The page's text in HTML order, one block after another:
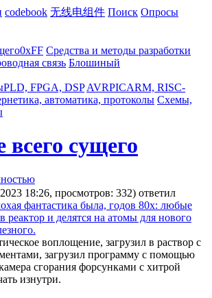
codebook 无线电组件 Поиск Опросы
0xFF Средства и методы разработки
связь Блошиный
PLD, FPGA, DSP AVRPICARM, RISC-
автоматика, протоколы Схемы,
сущего
18:26, просмотров: 332) ответил
фантастика была, годов 80х: любые
реактор и делятся на атомы для нового
воплощение, загрузил в раствор с
загрузил программу с помощью
сгорания форсунками с хитрой
изнутри.